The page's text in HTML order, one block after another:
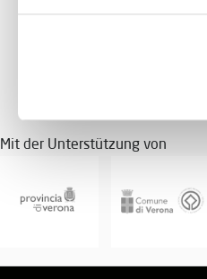
Mit der Unterstützung von